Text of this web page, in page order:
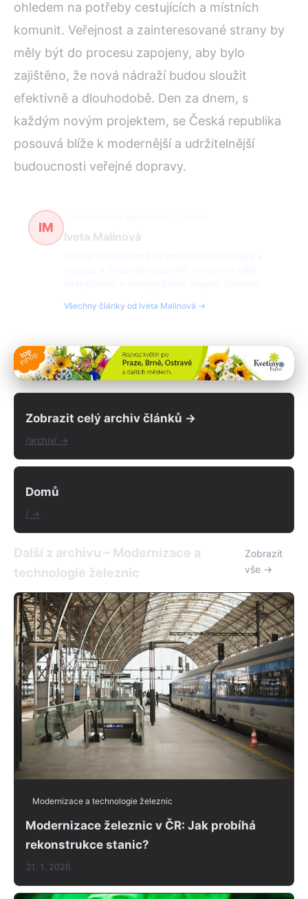
ohledem na potřeby cestujících a místních
komunit. Veřejnost a zainteresované strany by
měly být do procesu zapojeny, aby bylo
zajištěno, že nová nádraží budou sloužit
efektivně a dlouhodobě. Den za dnem, s
každým novým projektem, se Česká republika
posouvá blíže k modernější a udržitelnější
budoucnosti veřejné dopravy.
IM
Iveta Malinová
Všechny články od Iveta Malinová →
Zobrazit celý archiv článků →
/archiv/ →
Domů
/ →
Další z archivu – Modernizace a
technologie železnic
Zobrazit
vše →
Modernizace a technologie železnic
Modernizace železnic v ČR: Jak probíhá
rekonstrukce stanic?
31. 1. 2026